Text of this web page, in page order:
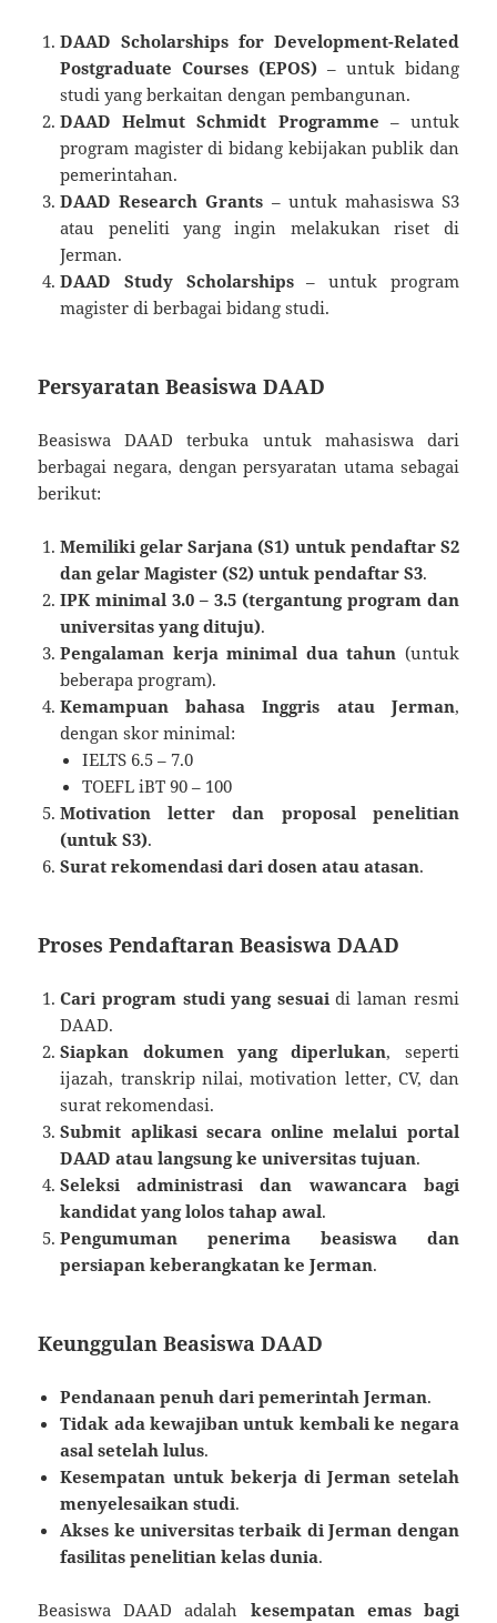
DAAD Scholarships for Development-Related
Postgraduate Courses (EPOS) – untuk bidang
studi yang berkaitan dengan pembangunan.
DAAD Helmut Schmidt Programme – untuk
program magister di bidang kebijakan publik dan
pemerintahan.
DAAD Research Grants – untuk mahasiswa S3
atau peneliti yang ingin melakukan riset di
Jerman.
DAAD Study Scholarships– untuk program
magister di berbagai bidang studi.
Persyaratan Beasiswa DAAD
Beasiswa DAAD terbuka untuk mahasiswa dari
berbagai negara, dengan persyaratan utama sebagai
berikut:
Memiliki gelar Sarjana (S1) untuk pendaftar S2
dan gelar Magister (S2) untuk pendaftar S3.
IPK minimal 3.0 – 3.5 (tergantung program dan
universitas yang dituju).
Pengalaman kerja minimal dua tahun (untuk
beberapa program).
Kemampuan bahasa Inggris atau Jerman,
dengan skor minimal:
IELTS 6.5 – 7.0
TOEFL iBT 90 – 100
Motivation letter dan proposal penelitian
(untuk S3).
Surat rekomendasi dari dosen atau atasan.
Proses Pendaftaran Beasiswa DAAD
Cari program studi yang sesuai di laman resmi
DAAD.
Siapkan dokumen yang diperlukan, seperti
ijazah, transkrip nilai, motivation letter, CV, dan
surat rekomendasi.
Submit aplikasi secara online melalui portal
DAAD atau langsung ke universitas tujuan.
Seleksi administrasi dan wawancara bagi
kandidat yang lolos tahap awal.
Pengumuman penerima beasiswa dan
persiapan keberangkatan ke Jerman.
Keunggulan Beasiswa DAAD
Pendanaan penuh dari pemerintah Jerman.
Tidak ada kewajiban untuk kembali ke negara
asal setelah lulus.
Kesempatan untuk bekerja di Jerman setelah
menyelesaikan studi.
Akses ke universitas terbaik di Jerman dengan
fasilitas penelitian kelas dunia.
Beasiswa DAAD adalah kesempatan emas bagi